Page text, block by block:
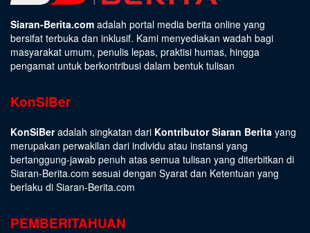
Siaran-Berita.com adalah portal media berita online yang
bersifat terbuka dan inklusif. Kami menyediakan wadah bagi
masyarakat umum, penulis lepas, praktisi humas, hingga
pengamat untuk berkontribusi dalam bentuk tulisan
KonSiBer
KonSiBeradalah singkatan dari Kontributor Siaran Berita yang
merupakan perwakilan dari individu atau instansi yang
bertanggung-jawab penuh atas semua tulisan yang diterbitkan di
Siaran-Berita.com sesuai dengan Syarat dan Ketentuan yang
berlaku di Siaran-Berita.com
PEMBERITAHUAN